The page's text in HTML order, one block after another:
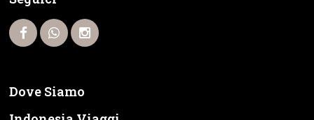
Dove Siamo